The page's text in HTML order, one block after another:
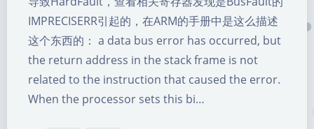
IMPRECISERR引起的，在ARM的手册中是这么描述
这个东西的： a data bus error has occurred, but
the return address in the stack frame is not
related to the instruction that caused the error.
When the processor sets this bi…